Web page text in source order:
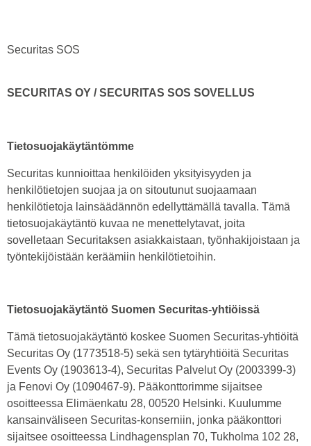
Securitas SOS
SECURITAS OY / SECURITAS SOS SOVELLUS
Tietosuojakäytäntömme
Securitas kunnioittaa henkilöiden yksityisyyden ja
henkilötietojen suojaa ja on sitoutunut suojaamaan
henkilötietoja lainsäädännön edellyttämällä tavalla. Tämä
tietosuojakäytäntö kuvaa ne menettelytavat, joita
sovelletaan Securitaksen asiakkaistaan, työnhakijoistaan ja
työntekijöistään keräämiin henkilötietoihin.
Tietosuojakäytäntö Suomen Securitas-yhtiöissä
Tämä tietosuojakäytäntö koskee Suomen Securitas-yhtiöitä
Securitas Oy (1773518-5) sekä sen tytäryhtiöitä Securitas
Events Oy (1903613-4), Securitas Palvelut Oy (2003399-3)
ja Fenovi Oy (1090467-9). Pääkonttorimme sijaitsee
osoitteessa Elimäenkatu 28, 00520 Helsinki. Kuulumme
kansainväliseen Securitas-konserniin, jonka pääkonttori
sijaitsee osoitteessa Lindhagensplan 70, Tukholma 102 28,